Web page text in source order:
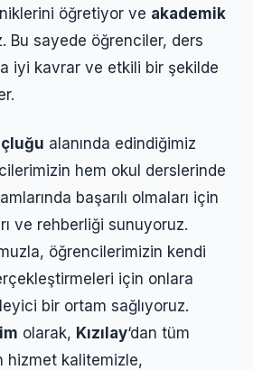
öğretiyor ve akademik
Bu sayede öğrenciler, ders
iyi kavrar ve etkili bir şekilde
alanında edindiğimiz
hem okul derslerinde
başarılı olmaları için
ve rehberliği sunuyoruz.
öğrencilerimizin kendi
için onlara
bir ortam sağlıyoruz.
olarak, Kızılay‘dan tüm
hizmet kalitemizle,